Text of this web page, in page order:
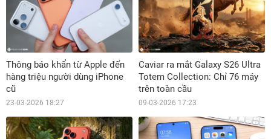
Thông báo khẩn từ Apple đến
hàng triệu người dùng iPhone
cũ
23-03-2026 18:27
Caviar ra mắt Galaxy S26 Ultra
Totem Collection: Chỉ 76 máy
trên toàn cầu
09-03-2026 17:23